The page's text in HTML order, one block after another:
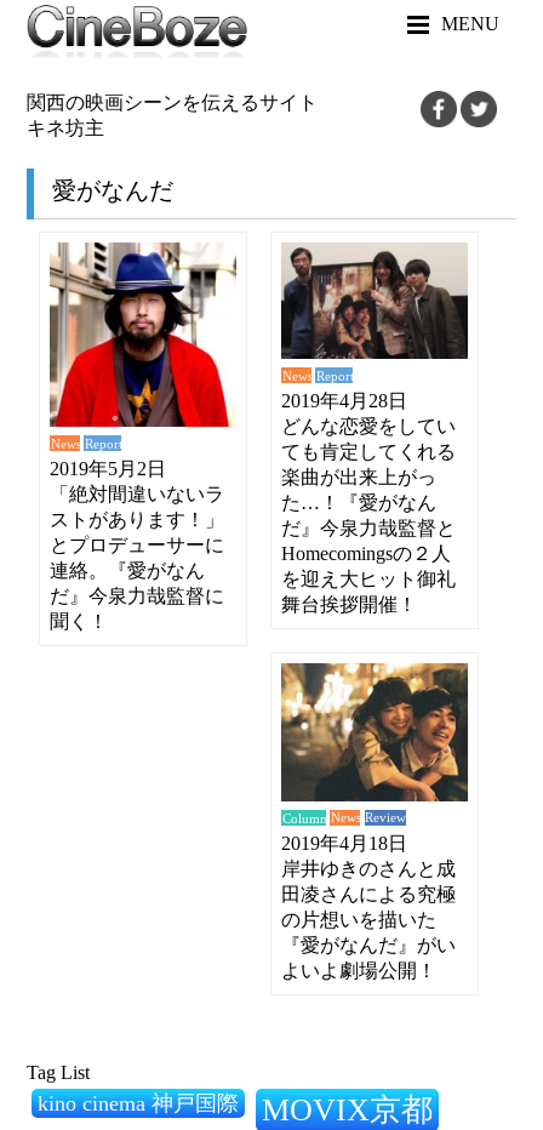
MENU
関西の映画シーンを伝えるサイト
キネ坊主
愛がなんだ
News Report
2019年5月2日
「絶対間違いないラ
ストがあります！」
とプロデューサーに
連絡。『愛がなん
だ』今泉力哉監督に
聞く！
News Report
2019年4月28日
どんな恋愛をしてい
ても肯定してくれる
楽曲が出来上がっ
た…！『愛がなん
だ』今泉力哉監督と
Homecomingsの２人
を迎え大ヒット御礼
舞台挨拶開催！
Column News Review
2019年4月18日
岸井ゆきのさんと成
田凌さんによる究極
の片想いを描いた
『愛がなんだ』がい
よいよ劇場公開！
Tag List
kino cinema 神戸国際 MOVIX京都